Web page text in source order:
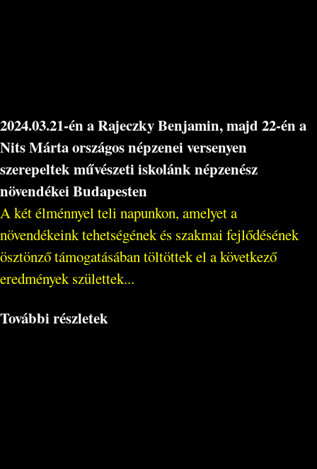
2024.03.21-én a Rajeczky Benjamin, majd 22-én a
Nits Márta országos népzenei versenyen
szerepeltek művészeti iskolánk népzenész
növendékei Budapesten
A két élménnyel teli napunkon, amelyet a
növendékeink tehetségének és szakmai fejlődésének
ösztönző támogatásában töltöttek el a következő
eredmények születtek...
További részletek